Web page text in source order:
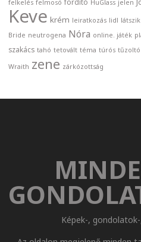
felkelés felmosó HuGlass jelen
Keve krém leiratkozás lidl látszik
Bride neutrogena Nóra online. játék
szakács tahó tetovált téma túrós
Wraith zene zárkózottság
Képek-,